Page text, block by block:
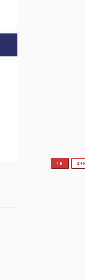
1H